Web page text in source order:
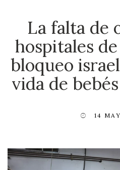
La falta de
hospitales
bloqueo
vida de
14